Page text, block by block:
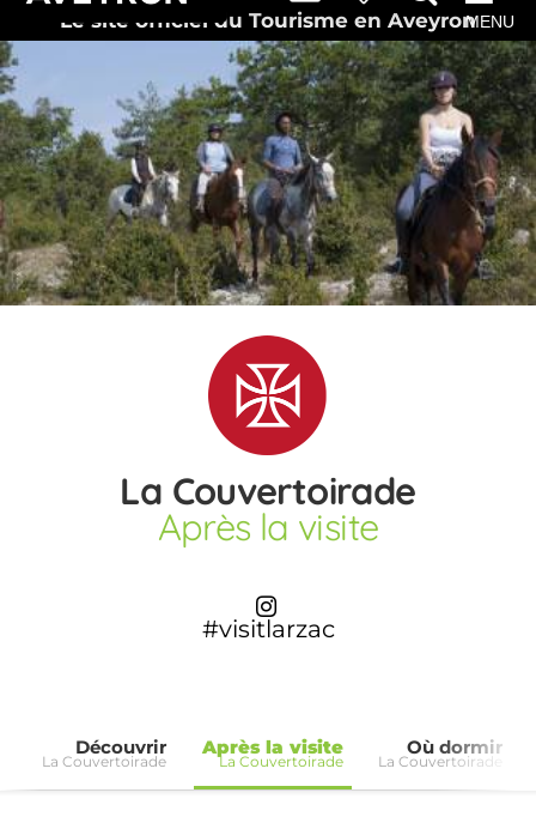
Le site officiel du Tourisme en AveyronMENU
La Couvertoirade
Après la visite
#visitlarzac
Découvrir
La Couvertoirade
Après la visite
La Couvertoirade
Où dormir
La Couvertoirade